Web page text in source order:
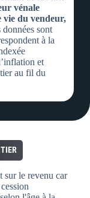
vénale
vie du vendeur,
données sont
à la
et
au fil du
sur le revenu car